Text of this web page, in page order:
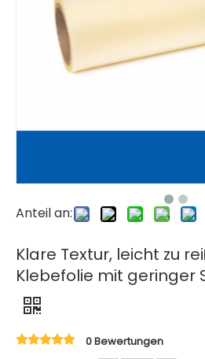
Anteil an:
Klare Textur, leicht zu
Klebefolie mit geringer
0 Bewertungen